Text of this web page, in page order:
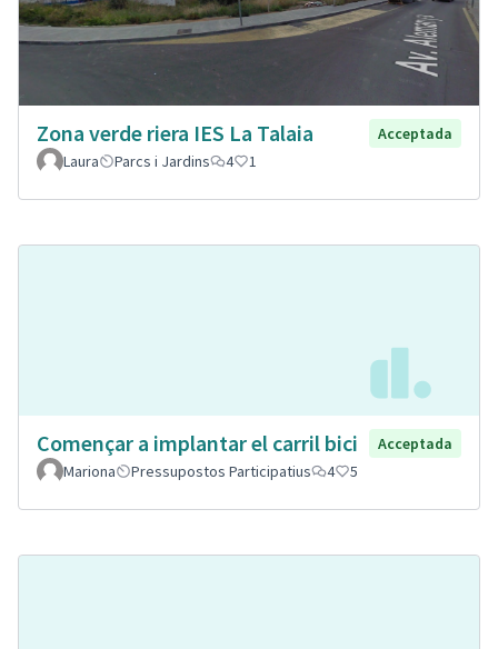
Zona verde riera IES La Talaia
Acceptada
Laura
Parcs i Jardins 4 1
Començar a implantar el carril bici
Acceptada
Mariona
Pressupostos Participatius 4 5